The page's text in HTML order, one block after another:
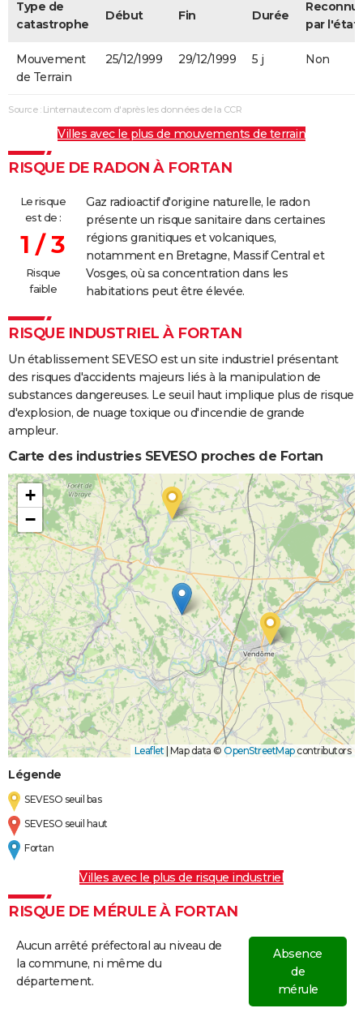
Type de
catastrophe
Début Fin Durée
par l'état
Mouvement
de Terrain
25/12/1999 29/12/1999 5 j Non
Source : Linternaute.com d'après les données de la CCR
Villes avec le plus de mouvements de terrain
RISQUE DE RADON À FORTAN
Le risque
est de :
1 / 3
Risque
faible
Gaz radioactif d'origine naturelle, le radon
présente un risque sanitaire dans certaines
régions granitiques et volcaniques,
notamment en Bretagne, Massif Central et
Vosges, où sa concentration dans les
habitations peut être élevée.
RISQUE INDUSTRIEL À FORTAN
Un établissement SEVESO est un site industriel présentant
des risques d'accidents majeurs liés à la manipulation de
substances dangereuses. Le seuil haut implique plus de risque
d'explosion, de nuage toxique ou d'incendie de grande
ampleur.
Carte des industries SEVESO proches de Fortan
+
−
Leaflet Map data © OpenStreetMapcontributors
Légende
SEVESO seuil bas
SEVESO seuil haut
Fortan
Villes avec le plus de risque industriel
RISQUE DE MÉRULE À FORTAN
Aucun arrêté préfectoral au niveau de
la commune, ni même du
département.
Absence
de
mérule